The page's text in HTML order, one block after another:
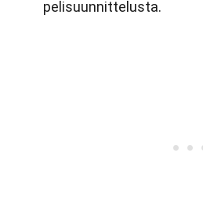
pelisuunnittelusta.